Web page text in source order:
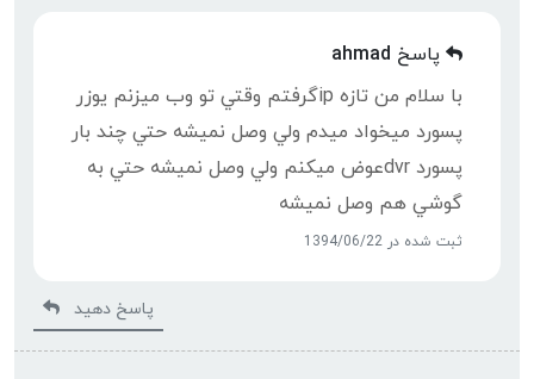
پاسخ ahmad
با سلام من تازه ipگرفتم وقتي تو وب ميزنم يوزر
پسورد ميخواد ميدم ولي وصل نميشه حتي چند بار
پسورد dvrعوض ميكنم ولي وصل نميشه حتي به
گوشي هم وصل نميشه
ثبت شده در 1394/06/22
پاسخ دهید